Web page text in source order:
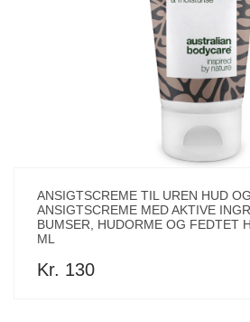
ANSIGTSCREME TIL UREN HUD
ANSIGTSCREME MED AKTIVE
BUMSER, HUDORME OG FEDTET
ML
Kr. 130